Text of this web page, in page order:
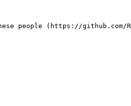
people (https://